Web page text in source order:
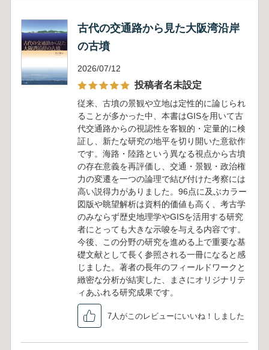
古代の交通路から見た大阪湾沿岸
の古墳
2026/07/12
投稿者名未設定
従来、古墳の景観や立地は定性的に論じられ
ることが多かった中、本書はGISを用いて古
代交通路からの視認性を客観的・定量的に検
証し、新たな研究の地平を切り開いた意欲作
です。海路・陸路という異なる視点から古墳
の存在意義を再評価し、交通・景観・政治権
力の変遷を一つの論理で結び付けた考察には
高い説得力がありました。96点に及ぶカラー
図版や眺望解析は資料的価値も高く、考古学
のみならず歴史地理学やGISを活用する研究
者にとっても大きな示唆を与える内容です。
今後、この分野の研究を進める上で重要な基
礎文献として長く参照される一冊になると感
じました。著者の長年のフィールドワークと
緻密な分析が結実した、まさにオリジナリテ
ィあふれる研究成果です。
7人がこのレビューにいいね！しました